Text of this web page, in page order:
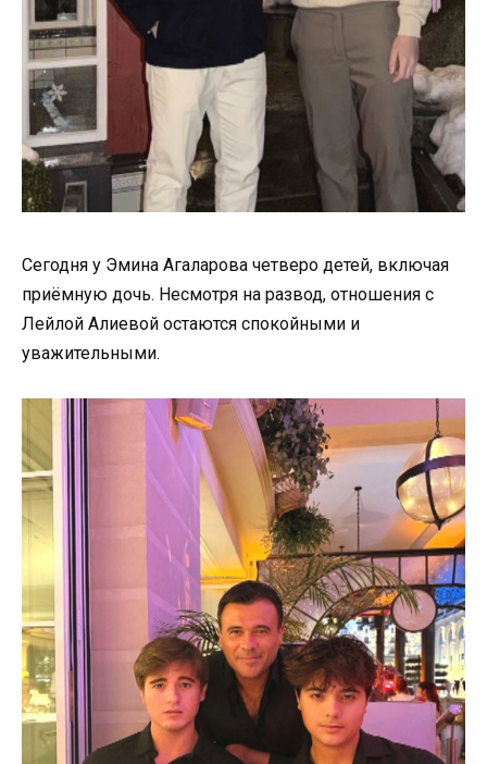
Сегодня у Эмина Агаларова четверо детей, включая
приёмную дочь. Несмотря на развод, отношения с
Лейлой Алиевой остаются спокойными и
уважительными.